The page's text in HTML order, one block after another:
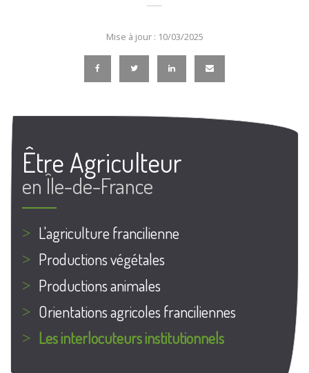
Mise à jour : 10/03/2025
Être Agriculteur
en Île-de-France
L'agriculture francilienne
Productions végétales
Productions animales
Orientations agricoles franciliennes
Les interlocuteurs institutionnels